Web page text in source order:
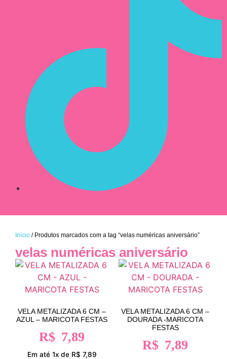
Início / Produtos marcados com a tag “velas numéricas aniversário”
velas numéricas aniversário
VELA METALIZADA 6 CM –
AZUL – MARICOTA FESTAS
R$ 7,89
Em até 1x de R$ 7,89
VELA METALIZADA 6 CM –
DOURADA -MARICOTA
FESTAS
R$ 7,89